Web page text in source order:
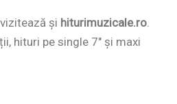
și hiturimuzicale.ro
hituri pe single 7″ și maxi